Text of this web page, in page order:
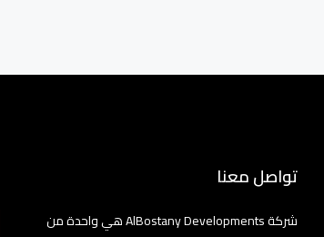
تواصل معنا
شركة AlBostany Developments هي واحدة من